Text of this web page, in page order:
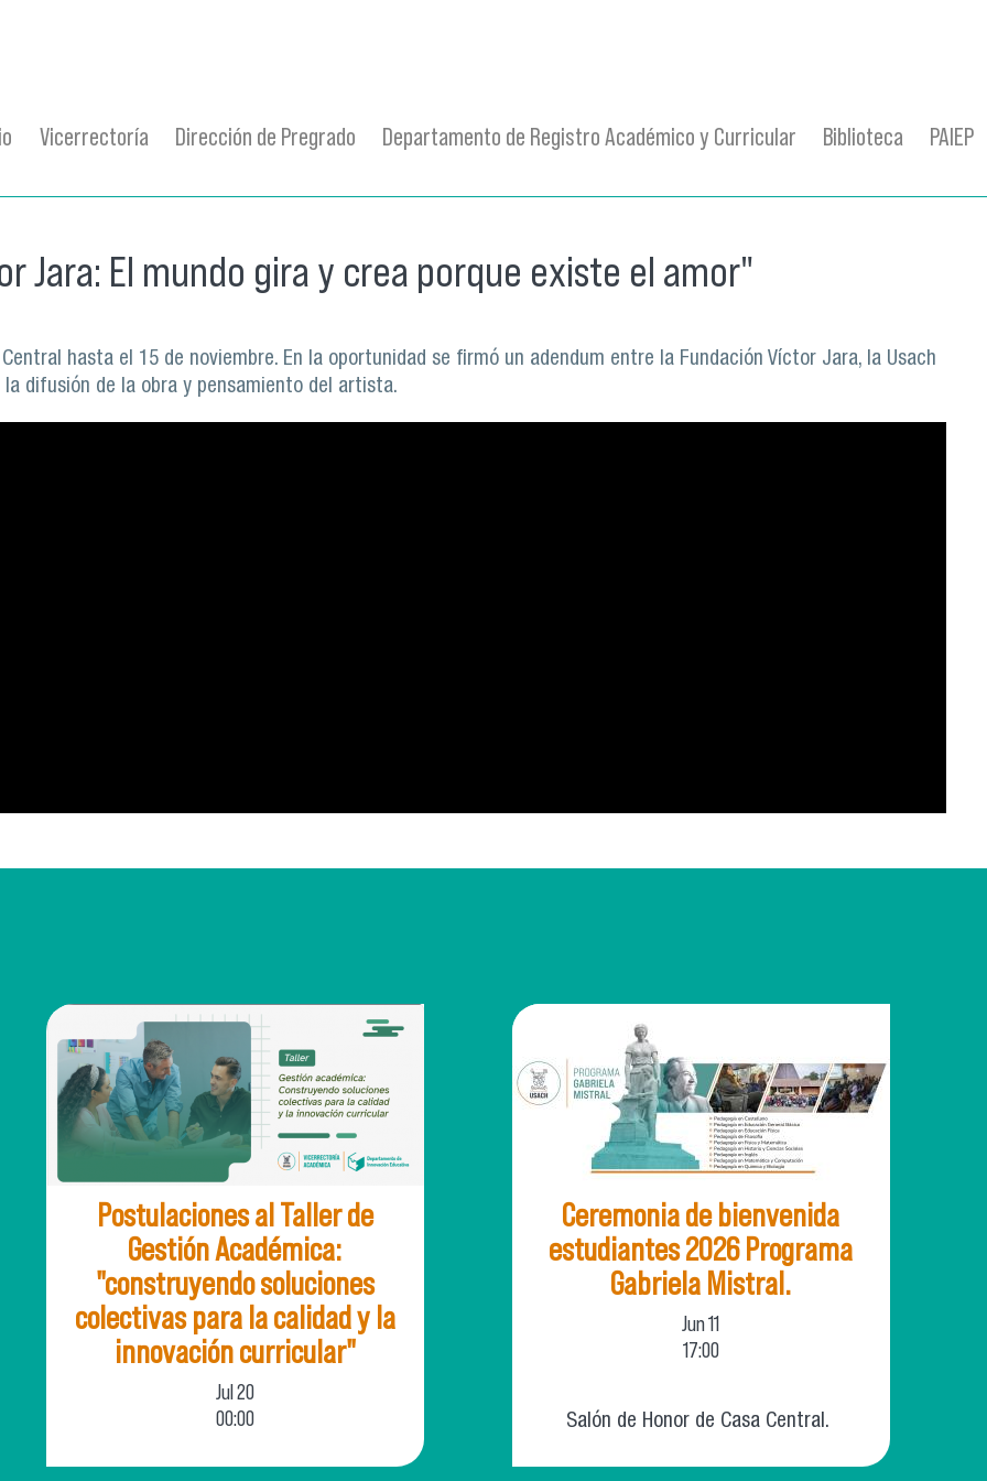
Vicerrectoría Dirección de Pregrado Departamento de Registro Académico y Curricular Biblioteca PAIEP
Jara: El mundo gira y crea porque existe el amor"
hasta el 15 de noviembre. En la oportunidad se firmó un adendum entre la Fundación Víctor Jara, la Usach
difusión de la obra y pensamiento del artista.
Postulaciones al Taller de
Gestión Académica:
"construyendo soluciones
colectivas para la calidad y la
innovación curricular"
Jul 20
00:00
Ceremonia de bienvenida
estudiantes 2026 Programa
Gabriela Mistral.
Jun11
17:00
Salón de Honor de Casa Central.